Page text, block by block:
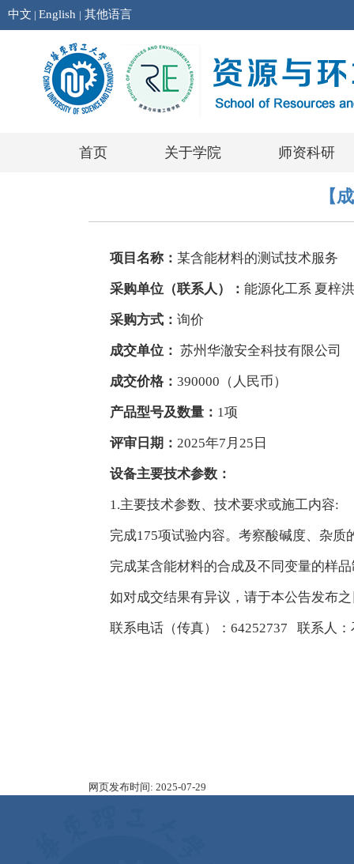
中文 | English | 其他语言
首页 关于学院 师资科研
【
项目名称： 某含能材料的测试技术服务
采购单位（联系人）： 能源化工系 夏梓洪
采购方式： 询价
成交单位： 苏州华澈安全科技有限公司
成交价格： 390000 （人民币）
产品型号及数量： 1项
评审日期： 2025年7月 25 日
设备主要技术参数：
1.主要技术参数、技术要求或施工内容:
完成175项试验内容。考察酸碱度、杂质
完成某含能材料的合成及不同变量的样
如对成交结果有异议，请于本公告发布
联系电话（传真）： 64252737 联系人：
网页发布时间: 2025-07-29